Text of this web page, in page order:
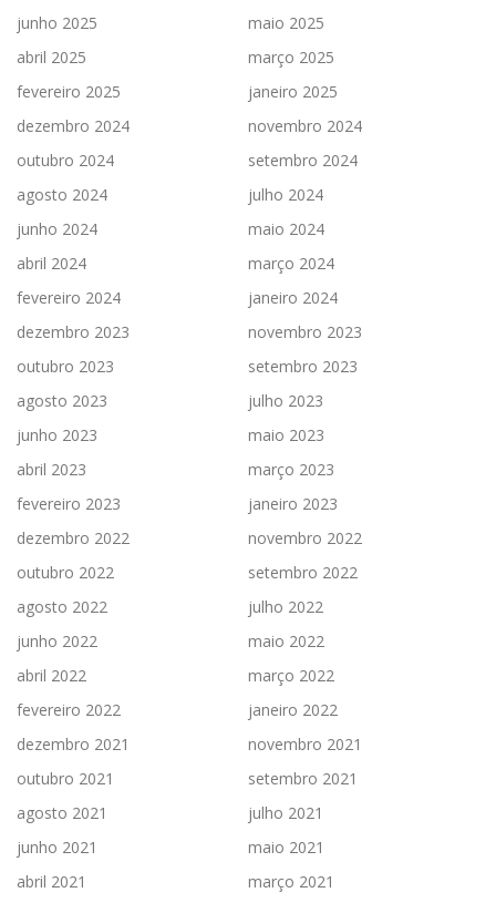
junho 2025
maio 2025
abril 2025
março 2025
fevereiro 2025
janeiro 2025
dezembro 2024
novembro 2024
outubro 2024
setembro 2024
agosto 2024
julho 2024
junho 2024
maio 2024
abril 2024
março 2024
fevereiro 2024
janeiro 2024
dezembro 2023
novembro 2023
outubro 2023
setembro 2023
agosto 2023
julho 2023
junho 2023
maio 2023
abril 2023
março 2023
fevereiro 2023
janeiro 2023
dezembro 2022
novembro 2022
outubro 2022
setembro 2022
agosto 2022
julho 2022
junho 2022
maio 2022
abril 2022
março 2022
fevereiro 2022
janeiro 2022
dezembro 2021
novembro 2021
outubro 2021
setembro 2021
agosto 2021
julho 2021
junho 2021
maio 2021
abril 2021
março 2021